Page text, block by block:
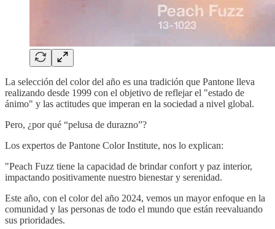
La selección del color del año es una tradición que Pantone lleva
realizando desde 1999 con el objetivo de reflejar el "estado de
ánimo" y las actitudes que imperan en la sociedad a nivel global.
Pero, ¿por qué “pelusa de durazno”?
Los expertos de Pantone Color Institute, nos lo explican:
"Peach Fuzz tiene la capacidad de brindar confort y paz interior,
impactando positivamente nuestro bienestar y serenidad.
Este año, con el color del año 2024, vemos un mayor enfoque en la
comunidad y las personas de todo el mundo que están reevaluando
sus prioridades.